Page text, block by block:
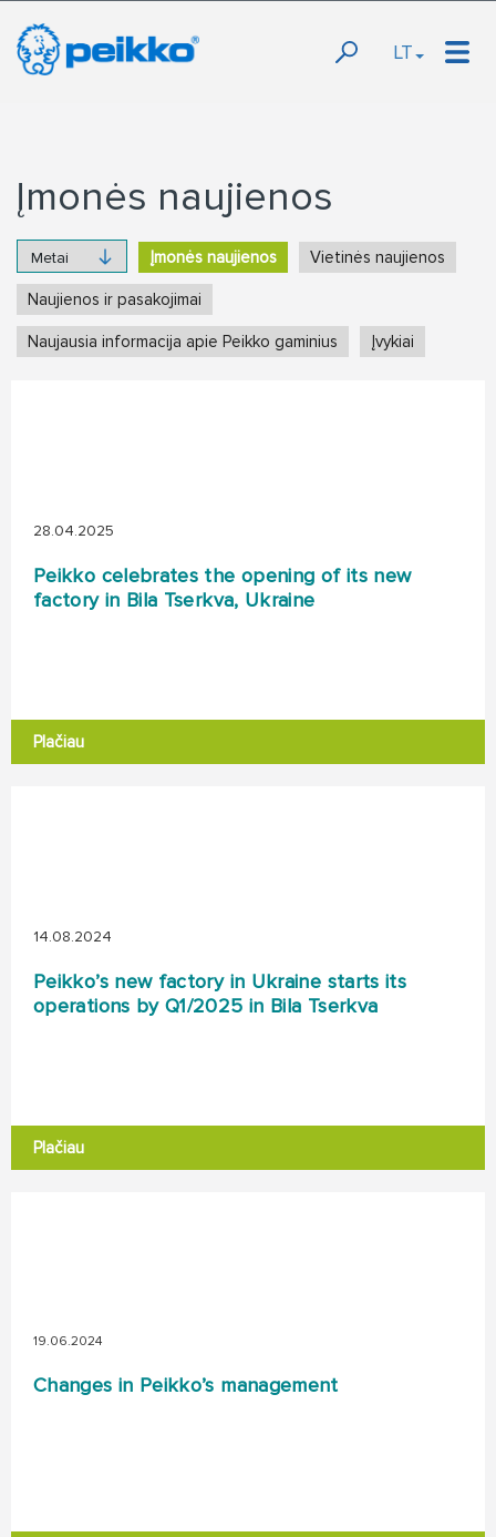
LT
Įmonės naujienos
Įmonės naujienos Vietinės naujienos
Naujienos ir pasakojimai
Naujausia informacija apie Peikko gaminius Įvykiai
28.04.2025
Peikko celebrates the opening of its new
factory in Bila Tserkva, Ukraine
Plačiau
14.08.2024
Peikko’s new factory in Ukraine starts its
operations by Q1/2025 in Bila Tserkva
Plačiau
19.06.2024
Changes in Peikko’s management